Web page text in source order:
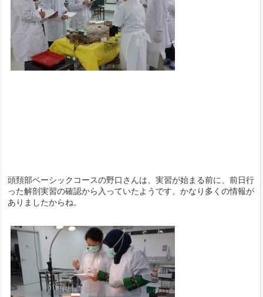
頭頚部ベーシックコースの野口さんは、実習が始まる前に、前日行
った解剖実習の確認から入っていたようです。かなり多くの情報が
ありましたからね。